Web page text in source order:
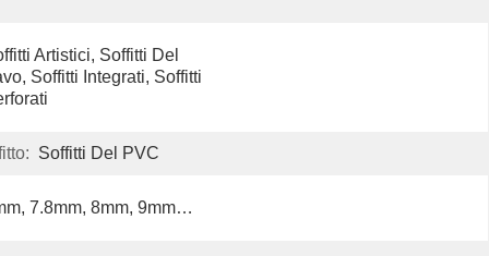
Artistici, Soffitti Del
Soffitti Integrati, Soffitti
Soffitti Del PVC
7.8mm, 8mm, 9mm…